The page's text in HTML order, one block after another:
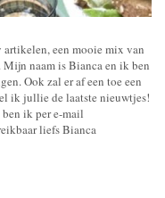
een mooie mix van
naam is Bianca en ik ben
Ook zal er af een toe een
ik jullie de laatste nieuwtjes!
ik per e-mail
liefs Bianca